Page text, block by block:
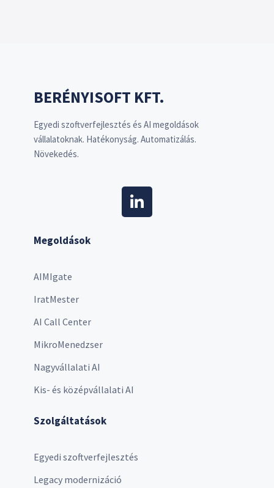
BERÉNYISOFT KFT.
Egyedi szoftverfejlesztés és AI megoldások
vállalatoknak. Hatékonyság. Automatizálás.
Növekedés.
Megoldások
AIMIgate
IratMester
AI Call Center
MikroMenedzser
Nagyvállalati AI
Kis- és középvállalati AI
Szolgáltatások
Egyedi szoftverfejlesztés
Legacy modernizáció